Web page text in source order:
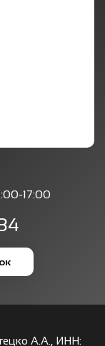
17:00
А.А., ИНН: